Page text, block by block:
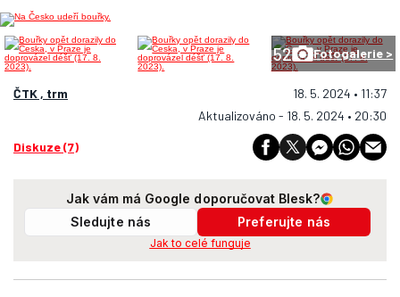
52 Fotogalerie >
ČTK , trm
18. 5. 2024 • 11:37
Aktualizováno - 18. 5. 2024 • 20:30
Diskuze (7)
Jak vám má Google doporučovat Blesk?
Sledujte nás
Preferujte nás
Jak to celé funguje